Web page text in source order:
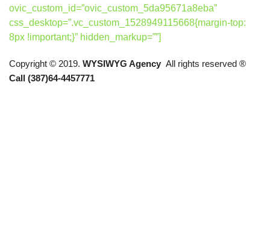
ovic_custom_id=”ovic_custom_5da95671a8eba”
css_desktop=”.vc_custom_1528949115668{margin-top:
8px !important;}” hidden_markup=””]
Copyright © 2019. WYSIWYG Agency All rights reserved ®
Call (387)64-4457771